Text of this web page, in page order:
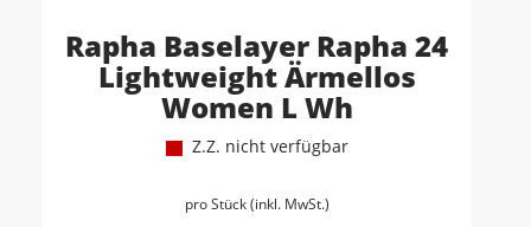
Rapha Baselayer Rapha 24
Lightweight Ärmellos
Women L Wh
Z.Z. nicht verfügbar
pro Stück (inkl. MwSt.)